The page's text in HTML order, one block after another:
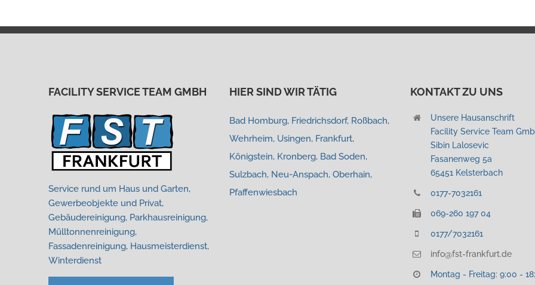
FACILITY SERVICE TEAM GMBH
Service rund um Haus und Garten,
Gewerbeobjekte und Privat,
Gebäudereinigung, Parkhausreinigung,
Mülltonnenreinigung,
Fassadenreinigung, Hausmeisterdienst,
Winterdienst
HIER SIND WIR TÄTIG
Bad Homburg, Friedrichsdorf, Roßbach,
Wehrheim, Usingen, Frankfurt,
Königstein, Kronberg, Bad Soden,
Sulzbach, Neu-Anspach, Oberhain,
Pfaffenwiesbach
KONTAKT ZU UNS
Unsere Hausanschrift
Facility Service Team
Sibin Lalosevic
Fasanenweg 5a
65451 Kelsterbach
0177-7032161
069-260 197 04
0177/7032161
info@fst-frankfurt.de
Montag - Freitag: 9:00 -